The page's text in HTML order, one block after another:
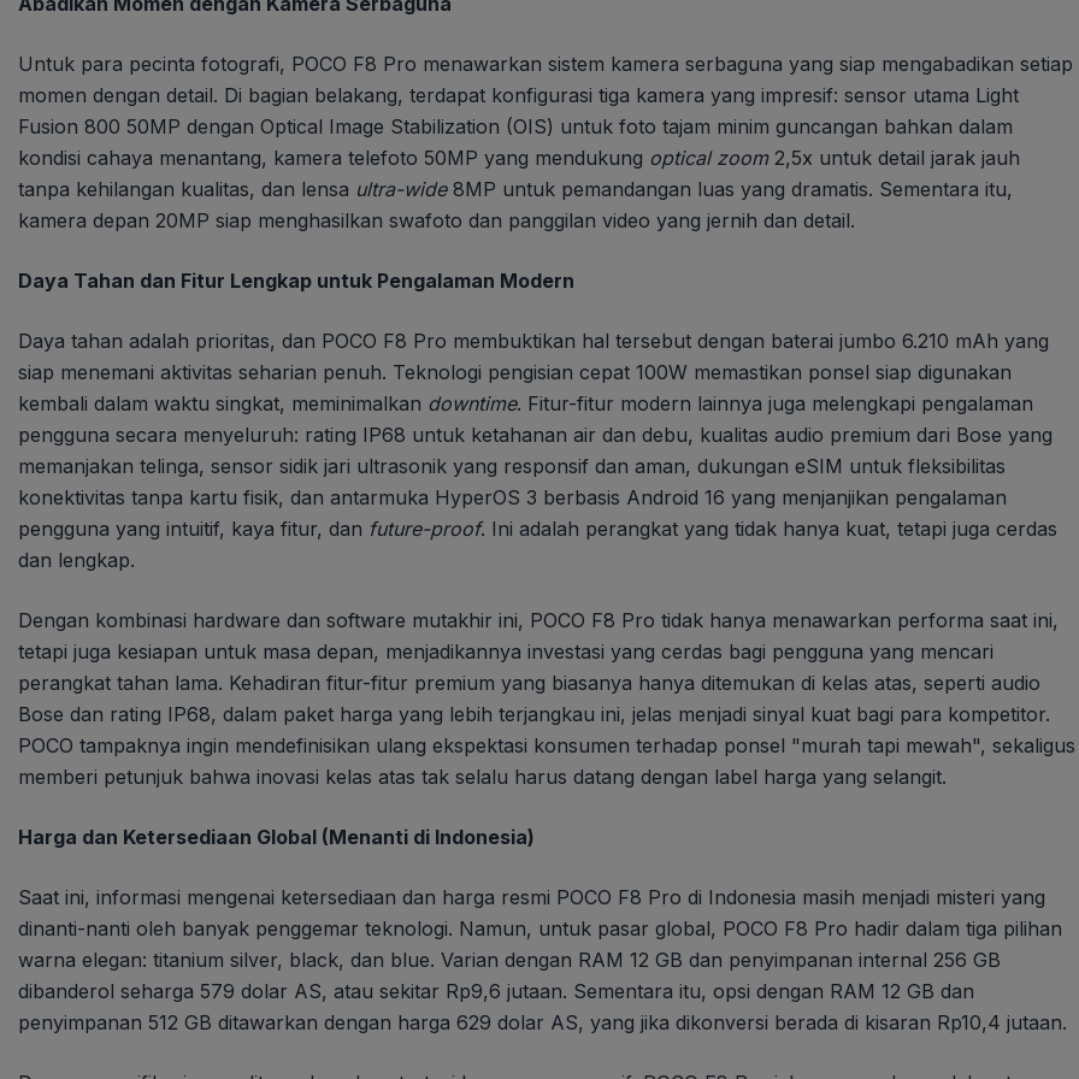
Untuk para pecinta fotografi, POCO F8 Pro menawarkan sistem kamera serbaguna yang siap mengabadikan setiap
momen dengan detail. Di bagian belakang, terdapat konfigurasi tiga kamera yang impresif: sensor utama Light
Fusion 800 50MP dengan Optical Image Stabilization (OIS) untuk foto tajam minim guncangan bahkan dalam
kondisi cahaya menantang, kamera telefoto 50MP yang mendukung optical zoom2,5x untuk detail jarak jauh
tanpa kehilangan kualitas, dan lensa ultra-wide8MP untuk pemandangan luas yang dramatis. Sementara itu,
kamera depan 20MP siap menghasilkan swafoto dan panggilan video yang jernih dan detail.
Daya Tahan dan Fitur Lengkap untuk Pengalaman Modern
Daya tahan adalah prioritas, dan POCO F8 Pro membuktikan hal tersebut dengan baterai jumbo 6.210 mAh yang
siap menemani aktivitas seharian penuh. Teknologi pengisian cepat 100W memastikan ponsel siap digunakan
kembali dalam waktu singkat, meminimalkan downtime. Fitur-fitur modern lainnya juga melengkapi pengalaman
pengguna secara menyeluruh: rating IP68 untuk ketahanan air dan debu, kualitas audio premium dari Bose yang
memanjakan telinga, sensor sidik jari ultrasonik yang responsif dan aman, dukungan eSIM untuk fleksibilitas
konektivitas tanpa kartu fisik, dan antarmuka HyperOS 3 berbasis Android 16 yang menjanjikan pengalaman
pengguna yang intuitif, kaya fitur, dan future-proof. Ini adalah perangkat yang tidak hanya kuat, tetapi juga cerdas
dan lengkap.
Dengan kombinasi hardware dan software mutakhir ini, POCO F8 Pro tidak hanya menawarkan performa saat ini,
tetapi juga kesiapan untuk masa depan, menjadikannya investasi yang cerdas bagi pengguna yang mencari
perangkat tahan lama. Kehadiran fitur-fitur premium yang biasanya hanya ditemukan di kelas atas, seperti audio
Bose dan rating IP68, dalam paket harga yang lebih terjangkau ini, jelas menjadi sinyal kuat bagi para kompetitor.
POCO tampaknya ingin mendefinisikan ulang ekspektasi konsumen terhadap ponsel "murah tapi mewah", sekaligus
memberi petunjuk bahwa inovasi kelas atas tak selalu harus datang dengan label harga yang selangit.
Harga dan Ketersediaan Global (Menanti di Indonesia)
Saat ini, informasi mengenai ketersediaan dan harga resmi POCO F8 Pro di Indonesia masih menjadi misteri yang
dinanti-nanti oleh banyak penggemar teknologi. Namun, untuk pasar global, POCO F8 Pro hadir dalam tiga pilihan
warna elegan: titanium silver, black, dan blue. Varian dengan RAM 12 GB dan penyimpanan internal 256 GB
dibanderol seharga 579 dolar AS, atau sekitar Rp9,6 jutaan. Sementara itu, opsi dengan RAM 12 GB dan
penyimpanan 512 GB ditawarkan dengan harga 629 dolar AS, yang jika dikonversi berada di kisaran Rp10,4 jutaan.